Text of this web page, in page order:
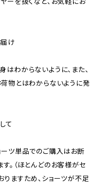
け
わからないように、また、
荷物とはわからないように発
て
ーツ単品でのご購入はお断
。（ほとんどのお客様がセ
ますため、ショーツが不足